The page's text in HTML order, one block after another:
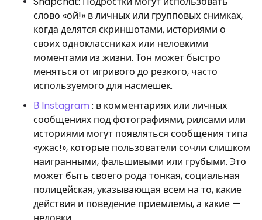
слово «ой!» в личных или групповых снимках,
когда делятся скриншотами, историями о
своих одноклассниках или неловкими
моментами из жизни. Тон может быстро
меняться от игривого до резкого, часто
используемого для насмешек.
В Instagram : в комментариях или личных
сообщениях под фотографиями, рилсами или
историями могут появляться сообщения типа
«ужас!», которые пользователи сочли слишком
наигранными, фальшивыми или грубыми. Это
может быть своего рода тонкая, социальная
полицейская, указывающая всем на то, какие
действия и поведение приемлемы, а какие —